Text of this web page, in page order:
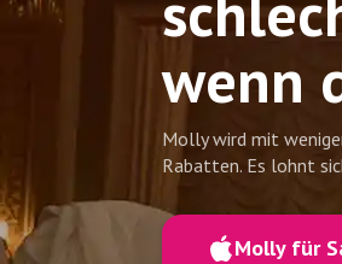
wenn
Molly wird mit
Rabatten. Es lohnt
Molly für